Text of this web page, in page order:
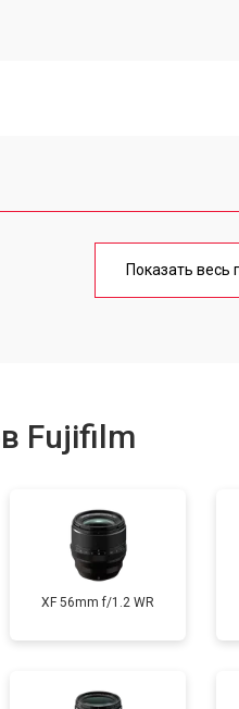
Показать весь
Fujifilm
XF 56mm f/1.2 WR